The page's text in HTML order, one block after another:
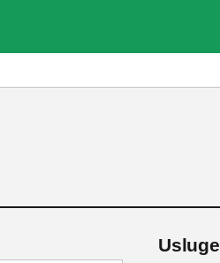
Usluge